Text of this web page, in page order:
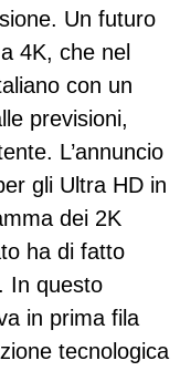
Un futuro
4K, che nel
con un
previsioni,
L’annuncio
gli Ultra HD in
dei 2K
ha di fatto
In questo
in prima fila
tecnologica